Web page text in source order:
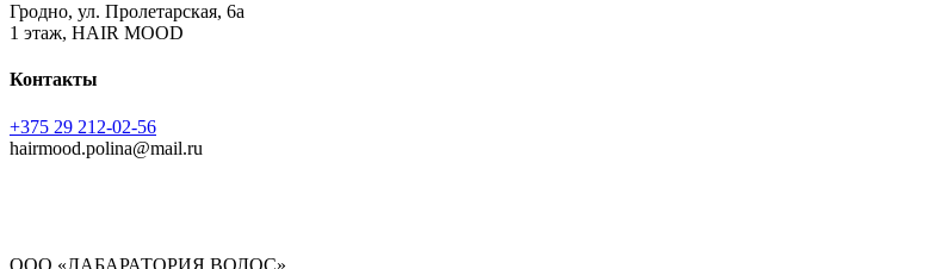
Гродно, ул. Пролетарская, 6а
1 этаж, HAIR MOOD
Контакты
+375 29 212-02-56
hairmood.polina@mail.ru
ООО «ЛАБАРАТОРИЯ ВОЛОС»